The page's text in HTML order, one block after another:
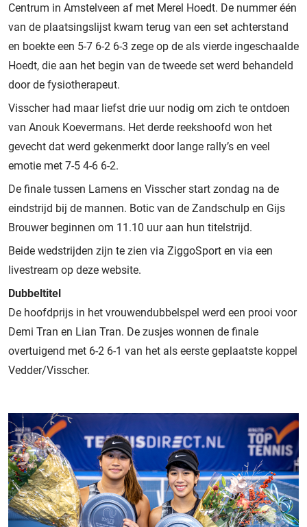
Centrum in Amstelveen af met Merel Hoedt. De nummer één
van de plaatsingslijst kwam terug van een set achterstand
en boekte een 5-7 6-2 6-3 zege op de als vierde ingeschaalde
Hoedt, die aan het begin van de tweede set werd behandeld
door de fysiotherapeut.
Visscher had maar liefst drie uur nodig om zich te ontdoen
van Anouk Koevermans. Het derde reekshoofd won het
gevecht dat werd gekenmerkt door lange rally’s en veel
emotie met 7-5 4-6 6-2.
De finale tussen Lamens en Visscher start zondag na de
eindstrijd bij de mannen. Botic van de Zandschulp en Gijs
Brouwer beginnen om 11.10 uur aan hun titelstrijd.
Beide wedstrijden zijn te zien via ZiggoSport en via een
livestream op deze website.
Dubbeltitel
De hoofdprijs in het vrouwendubbelspel werd een prooi voor
Demi Tran en Lian Tran. De zusjes wonnen de finale
overtuigend met 6-2 6-1 van het als eerste geplaatste koppel
Vedder/Visscher.